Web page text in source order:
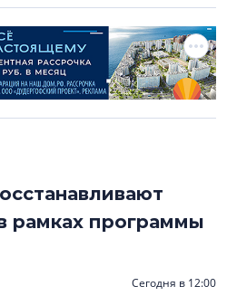
рамках программы
Сегодня в 12:00